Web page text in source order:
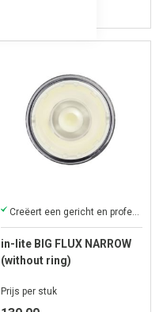
Creëert een gericht en professioneel lichteffect.
in-lite BIG FLUX NARROW
(without ring)
Prijs per stuk